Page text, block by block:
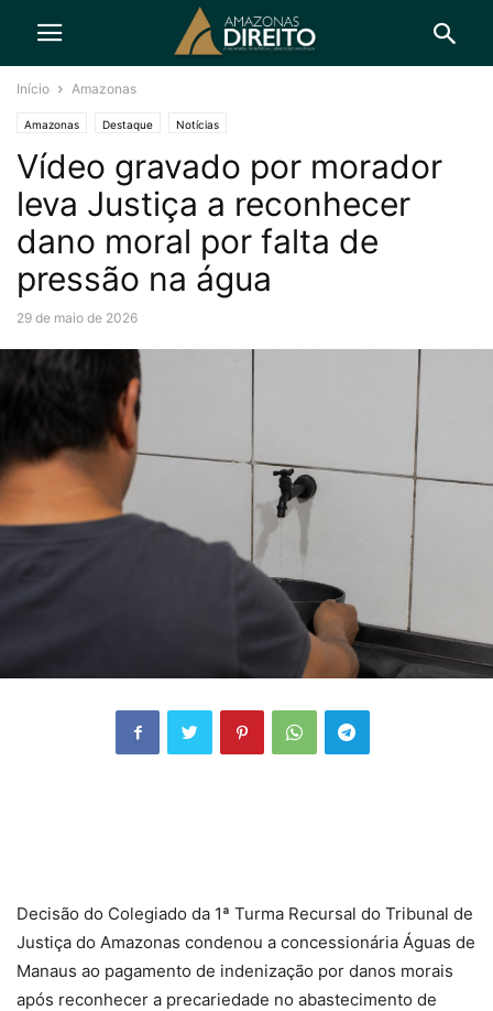
Início Amazonas
Amazonas Destaque Notícias
Vídeo gravado por morador
leva Justiça a reconhecer
dano moral por falta de
pressão na água
29 de maio de 2026
Decisão do Colegiado da 1ª Turma Recursal do Tribunal de
Justiça do Amazonas condenou a concessionária Águas de
Manaus ao pagamento de indenização por danos morais
após reconhecer a precariedade no abastecimento de